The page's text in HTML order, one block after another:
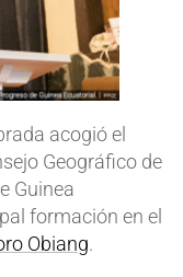
acogió el
Geográfico de
Guinea
formación en el
Obiang.